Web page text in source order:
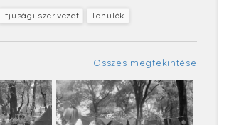
Ifjúsági szervezet Tanulók
Összes megtekintése